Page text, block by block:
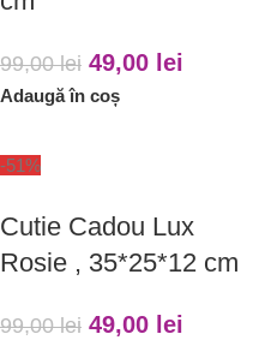
99,00lei 49,00 lei
Adaugă în coș
-51%
Cutie Cadou Lux
Rosie , 35*25*12 cm
99,00lei 49,00 lei